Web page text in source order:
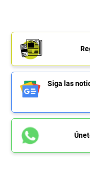
Siga las